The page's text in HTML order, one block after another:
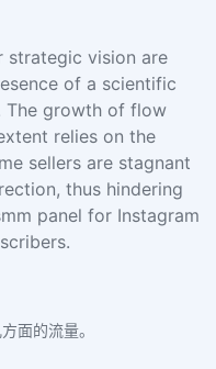
strategic vision are
of a scientific
The growth of flow
relies on the
sellers are stagnant
thus hindering
panel for Instagram
面的流量。